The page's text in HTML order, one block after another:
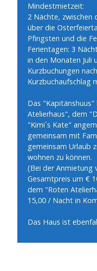
Mindestmietzeit:
2 Nächte, zwischen
über die
Pfingsten und die
Ferientagen: 3
in den Monaten Juli
Kurzbuchungen
Kurzbuchaufschlag
Das
Atelierhaus", dem
"Kimi´s Kate"
gemeinsam mit
gemeinsam Urlaub
wohnen zu können.
(Bei der Anmietung
Gesamtpreis um €
dem "Roten
15,00 / Nacht in
Das Haus ist